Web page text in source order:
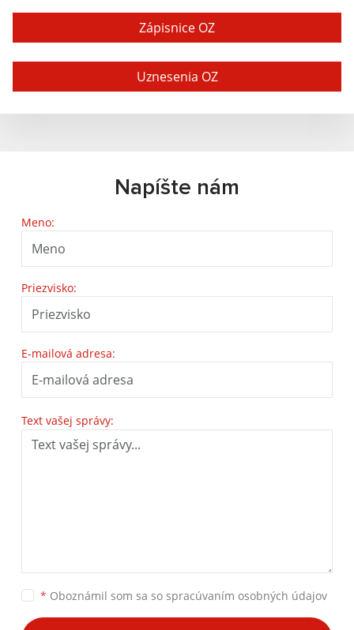
Zápisnice OZ
Uznesenia OZ
Napíšte nám
Meno:
Priezvisko:
E-mailová adresa:
Text vašej správy:
* Oboznámil som sa so spracúvaním osobných údajov